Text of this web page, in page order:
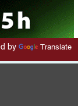
by Translate